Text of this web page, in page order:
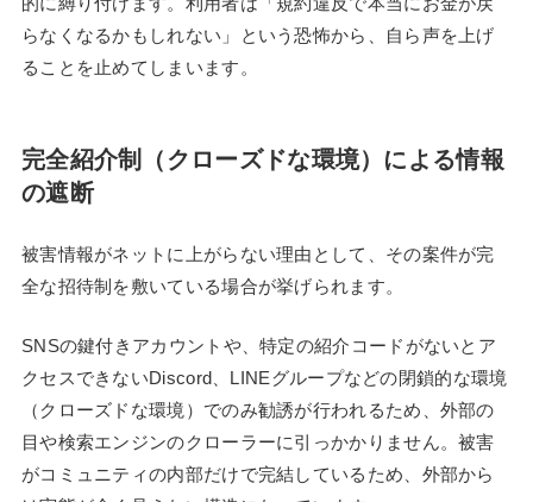
らなくなるかもしれない」という恐怖から、自ら声を上げ
ることを止めてしまいます。
完全紹介制（クローズドな環境）による情報
の遮断
被害情報がネットに上がらない理由として、その案件が完
全な招待制を敷いている場合が挙げられます。
SNSの鍵付きアカウントや、特定の紹介コードがないとア
クセスできないDiscord、LINEグループなどの閉鎖的な環境
（クローズドな環境）でのみ勧誘が行われるため、外部の
目や検索エンジンのクローラーに引っかかりません。被害
がコミュニティの内部だけで完結しているため、外部から